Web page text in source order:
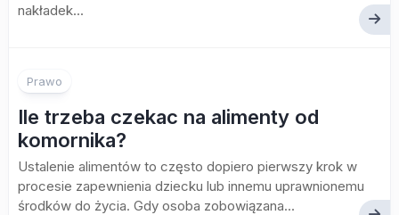
nakładek...
Prawo
Ile trzeba czekac na alimenty od
komornika?
Ustalenie alimentów to często dopiero pierwszy krok w
procesie zapewnienia dziecku lub innemu uprawnionemu
środków do życia. Gdy osoba zobowiązana...